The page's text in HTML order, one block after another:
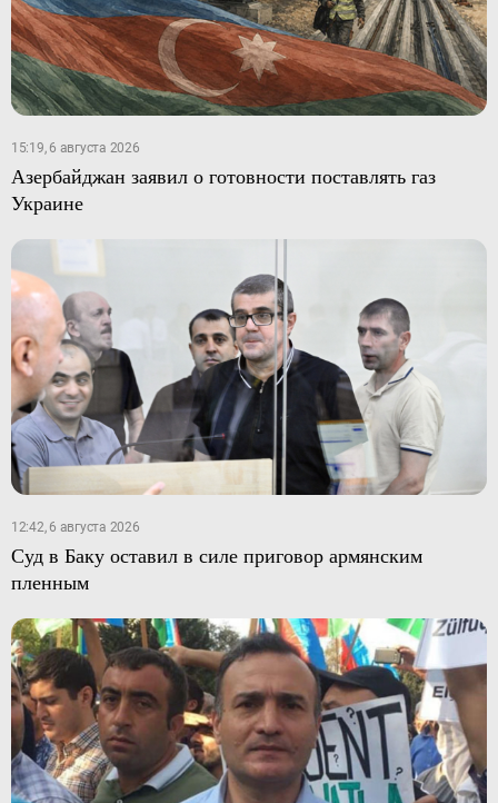
15:19, 6 августа 2026
Азербайджан заявил о готовности поставлять газ
Украине
12:42, 6 августа 2026
Суд в Баку оставил в силе приговор армянским
пленным